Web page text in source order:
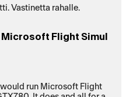
Vastinetta rahalle.
Flight Simul
run Microsoft Flight